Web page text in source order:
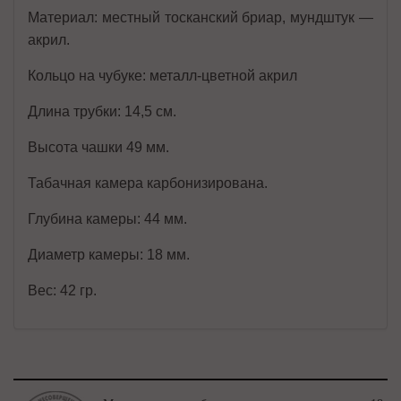
Материал: местный тосканский бриар, мундштук —
акрил.
Кольцо на чубуке: металл-цветной акрил
Длина трубки: 14,5 см.
Высота чашки 49 мм.
Табачная камера карбонизирована.
Глубина камеры: 44 мм.
Диаметр камеры: 18 мм.
Вес: 42 гр.